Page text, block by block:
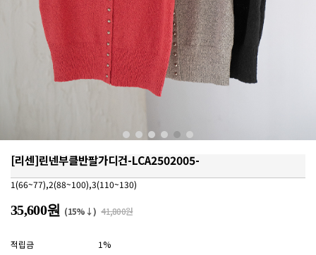
[리센]린넨부클반팔가디건-LCA2502005-
1(66~77),2(88~100),3(110~130)
35,600원 (15%↓) 41,800원
적립금 1%